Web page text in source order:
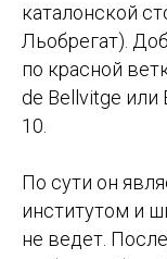
каталонской
Льобрегат).
по красной
de Bellvitge или
10.
По сути он
институтом и
не ведет.